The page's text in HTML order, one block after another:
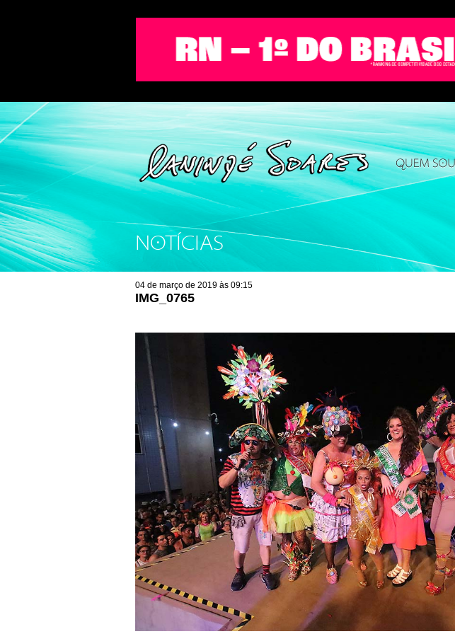
NOTÍCIAS
04 de março de 2019 às 09:15
IMG_0765